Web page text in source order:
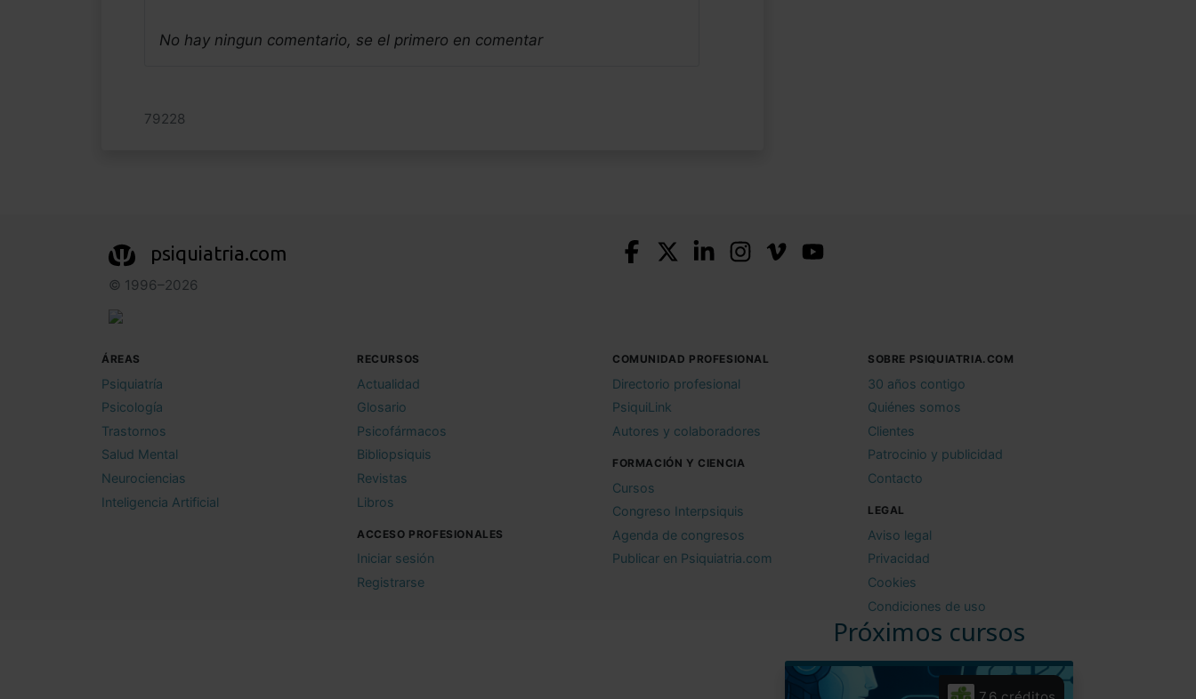
No hay ningun comentario, se el primero en comentar
79228
Próximos cursos
psiquiatria.com
© 1996–2026
ÁREAS
Psiquiatría
Psicología
Trastornos
Salud Mental
Neurociencias
Inteligencia Artificial
RECURSOS
Actualidad
Glosario
Psicofármacos
Bibliopsiquis
Revistas
Libros
ACCESO PROFESIONALES
Iniciar sesión
Registrarse
COMUNIDAD PROFESIONAL
Directorio profesional
PsiquiLink
Autores y colaboradores
FORMACIÓN Y CIENCIA
Cursos
Congreso Interpsiquis
Agenda de congresos
Publicar en Psiquiatria.com
SOBRE PSIQUIATRIA.COM
30 años contigo
Quiénes somos
Clientes
Patrocinio y publicidad
Contacto
LEGAL
Aviso legal
Privacidad
Cookies
Condiciones de uso